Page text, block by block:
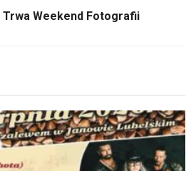
Weekend Fotografii